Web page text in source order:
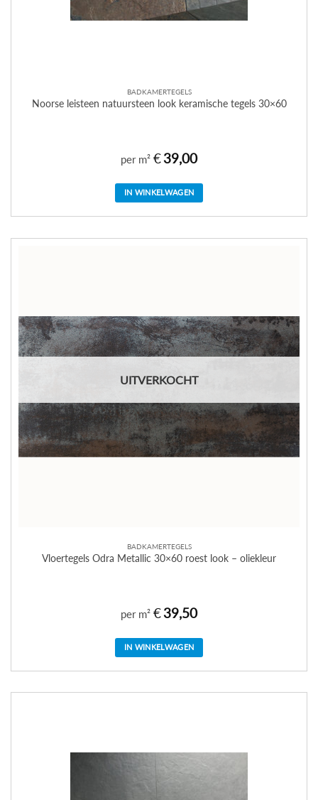
BADKAMERTEGELS
Noorse leisteen natuursteen look keramische tegels 30×60
per m² €39,00
IN WINKELWAGEN
UITVERKOCHT
BADKAMERTEGELS
Vloertegels Odra Metallic 30×60 roest look – oliekleur
per m² €39,50
IN WINKELWAGEN